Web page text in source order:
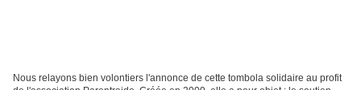
Nous relayons bien volontiers l'annonce de cette tombola solidaire au profit